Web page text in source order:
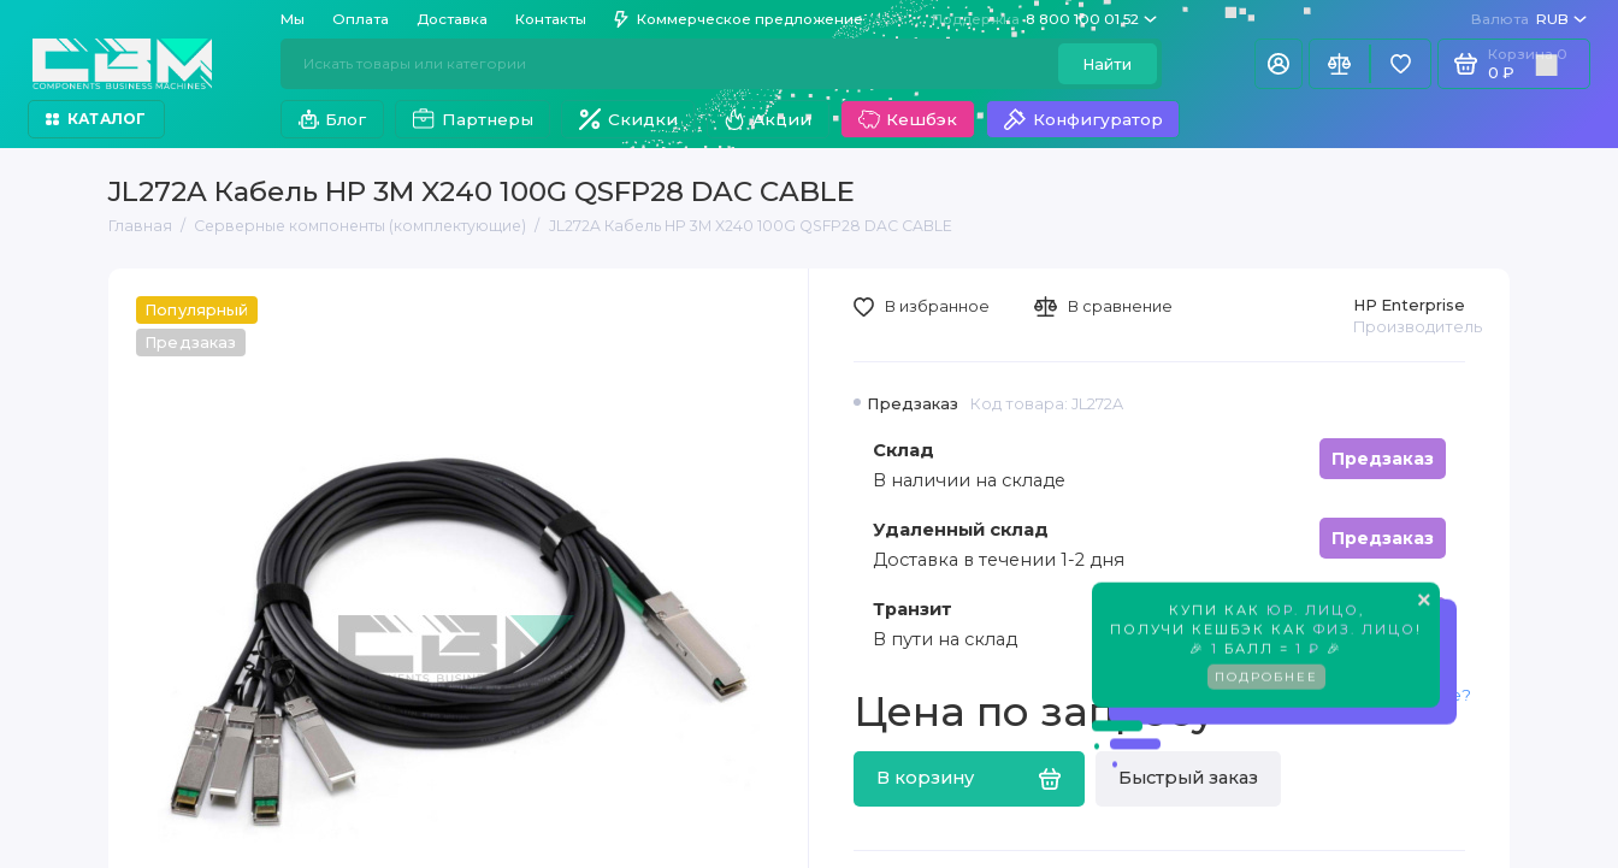
Мы Оплата Доставка Контакты Коммерческое предложение Поддержка 8 800 100 01 52 Валюта RUB
Найти
Корзина 0
0 ₽
КАТАЛОГ Блог Партнеры Скидки Акции Кешбэк Конфигуратор
JL272A Кабель HP 3M X240 100G QSFP28 DAC CABLE
Главная Серверные компоненты (комплектующие) JL272A Кабель HP 3M X240 100G QSFP28 DAC CABLE
Популярный
Предзаказ
×
КУПИ КАК ЮР. ЛИЦО
ПОЛУЧИ КЕШБЭК КАК ФИЗ. ЛИЦО !
🎉 1 БАЛЛ = 1 ₽ 🎉
ПОДРОБНЕЕ
Предзаказ Код товара: JL272A
HP Enterprise
Производитель
Склад
Предзаказ
В наличии на складе
Удаленный склад
Предзаказ
Доставка в течении 1-2 дня
Транзит
Предзаказ
В пути на склад
Цена по запросу
В корзину Быстрый заказ
Нашли дешевле?
В избранное В сравнение